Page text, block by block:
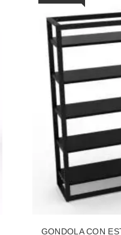
GONDOLA CON